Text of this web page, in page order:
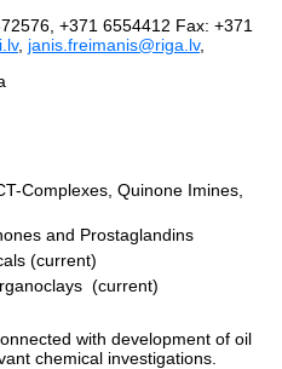
+371 6554412 Fax: +371
, janis.freimanis@riga.lv,
Complexes, Quinone Imines,
and Prostaglandins
(current)
(current)
with development of oil
chemical investigations.